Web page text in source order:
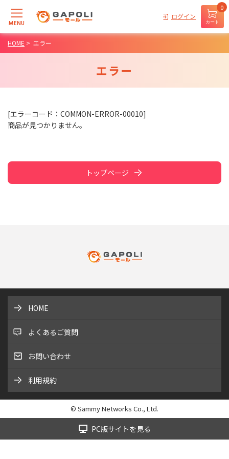
MENU
ログイン
カート
0
HOME > エラー
エラー
[エラーコード：COMMON-ERROR-00010]
商品が見つかりません。
トップページ
HOME
よくあるご質問
お問い合わせ
利用規約
© Sammy Networks Co., Ltd.
PC版サイトを見る